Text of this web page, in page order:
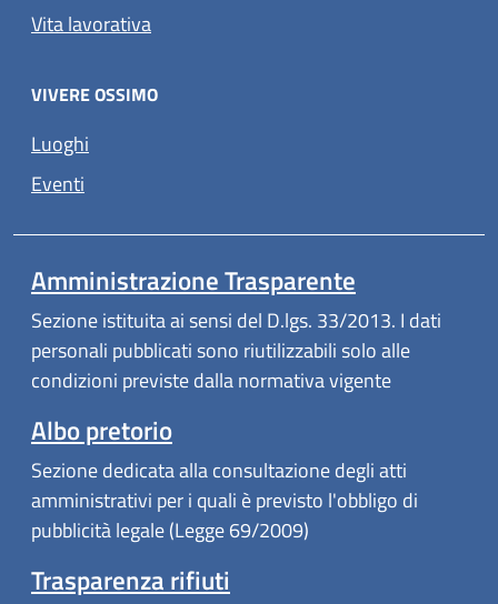
Vita lavorativa
VIVERE OSSIMO
Luoghi
Eventi
Amministrazione Trasparente
Sezione istituita ai sensi del D.lgs. 33/2013. I dati
personali pubblicati sono riutilizzabili solo alle
condizioni previste dalla normativa vigente
Albo pretorio
Sezione dedicata alla consultazione degli atti
amministrativi per i quali è previsto l'obbligo di
pubblicità legale (Legge 69/2009)
Trasparenza rifiuti